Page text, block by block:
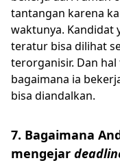
tantangan karena
waktunya. Kandidat
teratur bisa dilihat
terorganisir. Dan
bagaimana ia
bisa diandalkan.
7. Bagaimana
mengejar